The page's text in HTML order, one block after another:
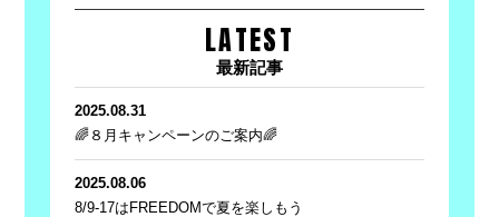
LATEST
最新記事
2025.08.31
🌈８月キャンペーンのご案内🌈
2025.08.06
8/9-17はFREEDOMで夏を楽しもう